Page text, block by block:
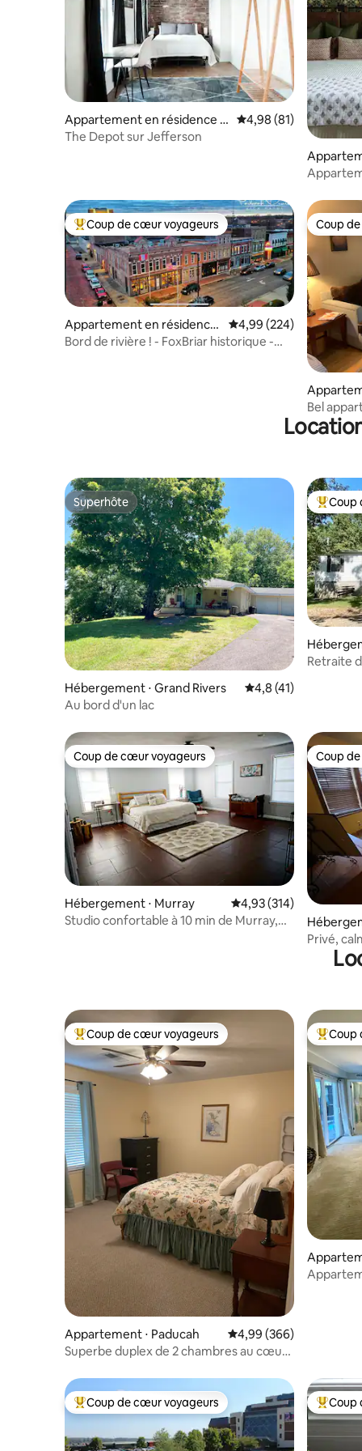
Appartement en résidence ⋅
Paducah
Évaluation moyenne
4,98 (81)
The Depot sur Jefferson
Paducah
Coups de cœur voyageurs les plus appréciés
Coup de cœur voyageurs
Appartement en résidence
⋅ Paducah
Évaluation moyenne
4,99 (224)
Bord de rivière ! - FoxBriar historique -
Coup
Coup
Eddyville
Bel
vue sur le
Superhôte
Superhôte
Hébergement ⋅ Grand Rivers Évaluation moyenne
4,8 (41)
Au bord d'un lac
Coups
Coup
Retraite
Coup de cœur voyageurs
Coup de cœur voyageurs
Hébergement ⋅ Murray Évaluation moyenne
4,93 (314)
Studio confortable à 10 min de Murray,
Coup
Coup
Privé,
sur un
Coups de cœur voyageurs les plus appréciés
Coup de cœur voyageurs
Appartement ⋅ Paducah Évaluation moyenne
4,99 (366)
Superbe duplex de 2 chambres au cœur
Coups
Coup
Coups de cœur voyageurs les plus appréciés
Coup de cœur voyageurs Coups
Coup